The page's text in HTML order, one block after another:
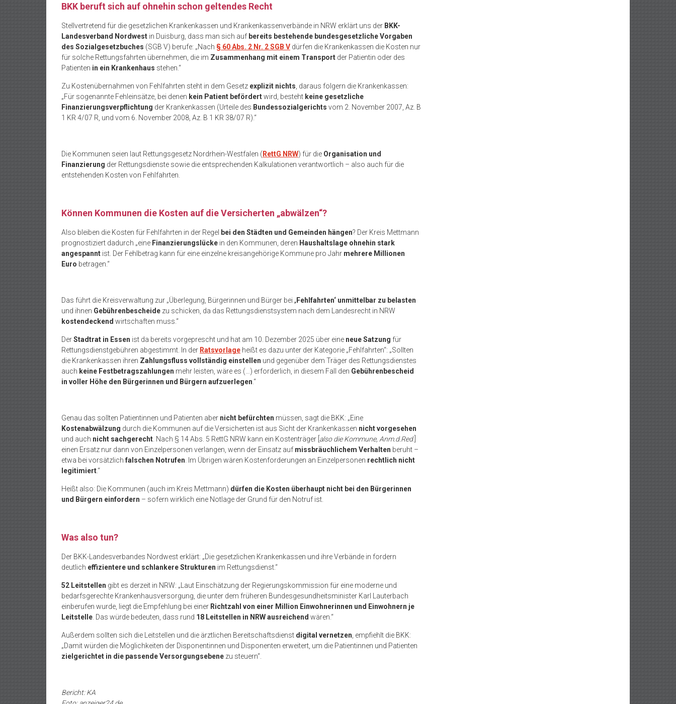
BKK beruft sich auf ohnehin schon geltendes Recht
Stellvertretend für die gesetzlichen Krankenkassen und Krankenkassenverbände in NRW erklärt uns der BKK-
Landesverband Nordwest in Duisburg, dass man sich auf bereits bestehende bundesgesetzliche Vorgaben
des Sozialgesetzbuches (SGB V) berufe: „Nach § 60 Abs. 2 Nr. 2 SGB V dürfen die Krankenkassen die Kosten nur
für solche Rettungsfahrten übernehmen, die im Zusammenhang mit einem Transport der Patientin oder des
Patienten in ein Krankenhaus stehen.“
Zu Kostenübernahmen von Fehlfahrten steht in dem Gesetz explizit nichts , daraus folgern die Krankenkassen:
„Für sogenannte Fehleinsätze, bei denen kein Patient befördertwird, besteht keine gesetzliche
Finanzierungsverpflichtung der Krankenkassen (Urteile des Bundessozialgerichts vom 2. November 2007, Az. B
1 KR 4/07 R, und vom 6. November 2008, Az. B 1 KR 38/07 R).“
Die Kommunen seien laut Rettungsgesetz Nordrhein-Westfalen ( RettG NRW) für die Organisation und
Finanzierung der Rettungsdienste sowie die entsprechenden Kalkulationen verantwortlich – also auch für die
entstehenden Kosten von Fehlfahrten.
Können Kommunen die Kosten auf die Versicherten „abwälzen“?
Also bleiben die Kosten für Fehlfahrten in der Regel bei den Städten und Gemeinden hängen? Der Kreis Mettmann
prognostiziert dadurch „eine Finanzierungslücke in den Kommunen, deren Haushaltslage ohnehin stark
angespannt ist. Der Fehlbetrag kann für eine einzelne kreisangehörige Kommune pro Jahr mehrere Millionen
Euro betragen.“
Das führt die Kreisverwaltung zur „Überlegung, Bürgerinnen und Bürger bei ‚Fehlfahrten‘ unmittelbar zu belasten
und ihnen Gebührenbescheide zu schicken, da das Rettungsdienstsystem nach dem Landesrecht in NRW
kostendeckend wirtschaften muss.“
DerStadtrat in Essen ist da bereits vorgeprescht und hat am 10. Dezember 2025 über eine neue Satzung für
Rettungsdienstgebühren abgestimmt. In der Ratsvorlage heißt es dazu unter der Kategorie „Fehlfahrten“: „Sollten
die Krankenkassen ihren Zahlungsfluss vollständig einstellen und gegenüber dem Träger des Rettungsdienstes
auch keine Festbetragszahlungen mehr leisten, wäre es (…) erforderlich, in diesem Fall den Gebührenbescheid
in voller Höhe den Bürgerinnen und Bürgern aufzuerlegen .“
Genau das sollten Patientinnen und Patienten aber nicht befürchten müssen, sagt die BKK: „Eine
Kostenabwälzung durch die Kommunen auf die Versicherten ist aus Sicht der Krankenkassen nicht vorgesehen
und auch nicht sachgerecht . Nach § 14 Abs. 5 RettG NRW kann ein Kostenträger [ also die Kommune, Anm.d.Red.]
einen Ersatz nur dann von Einzelpersonen verlangen, wenn der Einsatz auf missbräuchlichem Verhalten beruht –
etwa bei vorsätzlich falschen Notrufen . Im Übrigen wären Kostenforderungen an Einzelpersonen rechtlich nicht
legitimiert.“
Heißt also: Die Kommunen (auch im Kreis Mettmann) dürfen die Kosten überhaupt nicht bei den Bürgerinnen
und Bürgern einfordern – sofern wirklich eine Notlage der Grund für den Notruf ist.
Was also tun?
Der BKK-Landesverbandes Nordwest erklärt: „Die gesetzlichen Krankenkassen und ihre Verbände in fordern
deutlich effizientere und schlankere Strukturen im Rettungsdienst.“
52 Leitstellen gibt es derzeit in NRW: „Laut Einschätzung der Regierungskommission für eine moderne und
bedarfsgerechte Krankenhausversorgung, die unter dem früheren Bundesgesundheitsminister Karl Lauterbach
einberufen wurde, liegt die Empfehlung bei einer Richtzahl von einer Million Einwohnerinnen und Einwohnern je
Leitstelle . Das würde bedeuten, dass rund 18 Leitstellen in NRW ausreichend wären.“
Außerdem sollten sich die Leitstellen und die ärztlichen Bereitschaftsdienst digital vernetzen , empfiehlt die BKK:
„Damit würden die Möglichkeiten der Disponentinnen und Disponenten erweitert, um die Patientinnen und Patienten
zielgerichtet in die passende Versorgungsebene zu steuern“.
Bericht: KA